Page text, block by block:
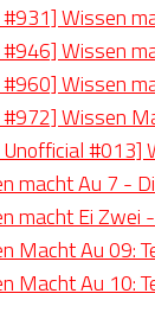
Wissen
Wissen
Wissen
Wissen
#013]
macht Au 7 -
macht Ei Zwei
Macht Au 09:
Macht Au 10: